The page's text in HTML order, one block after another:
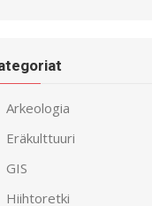
Arkeologia
Eräkulttuuri
GIS
Hiihtoretki